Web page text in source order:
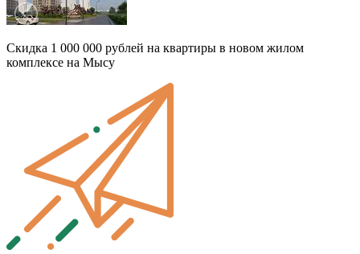
Скидка 1 000 000 рублей на квартиры в новом жилом
комплексе на Мысу